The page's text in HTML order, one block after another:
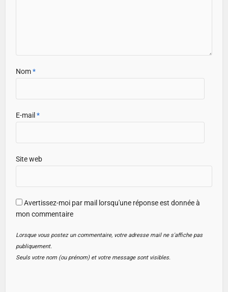
Nom*
E-mail*
Site web
Avertissez-moi par mail lorsqu'une réponse est donnée à
mon commentaire
Lorsque vous postez un commentaire, votre adresse mail ne s'affiche pas
publiquement.
Seuls votre nom (ou prénom) et votre message sont visibles.